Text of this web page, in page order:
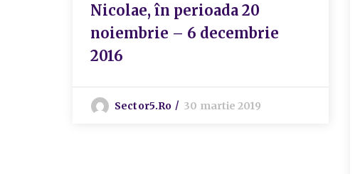
Nicolae, în perioada 20
noiembrie – 6 decembrie
2016
Sector5.ro 30 martie 2019